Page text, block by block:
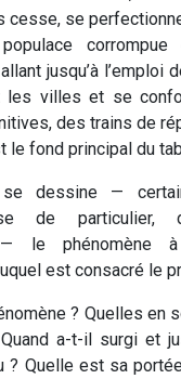
cesse, se
jusqu’à l’emploi
villes et se
des trains de
le fond principal du
dessine —
de particulier,
— le phénomène
est consacré le
? Quelles en
a-t-il surgi et
? Quelle est sa